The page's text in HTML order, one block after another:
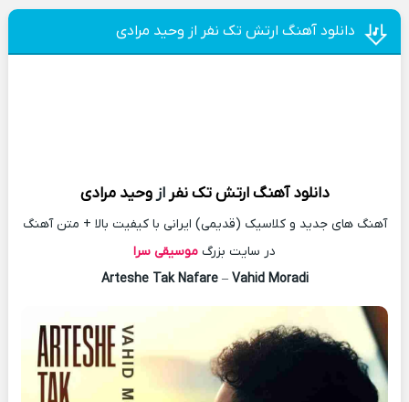
دانلود آهنگ ارتش تک نفر از وحید مرادی
دانلود آهنگ ارتش تک نفر ازوحید مرادی
آهنگ های جدید و کلاسیک (قدیمی) ایرانی با کیفیت بالا + متن آهنگ
در سایت بزرگ موسیقی سرا
Arteshe Tak Nafare– Vahid Moradi